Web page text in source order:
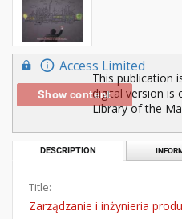
Access Limited
Show content
This publication
digital version is
Library of the
DESCRIPTION
Title:
Zarządzanie i inżynieria